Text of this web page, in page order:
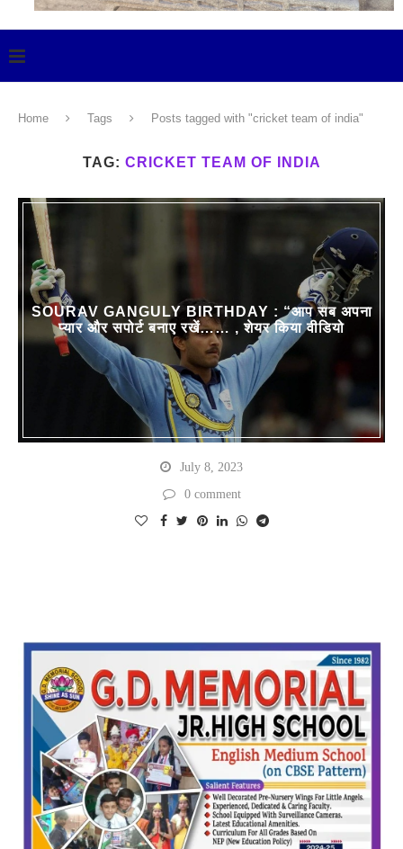
Home Tags Posts tagged with "cricket team of india"
TAG: CRICKET TEAM OF INDIA
SOURAV GANGULY BIRTHDAY : “आप सब अपना
प्यार और सपोर्ट बनाए रखें…… , शेयर किया वीडियो
July 8, 2023
0 comment